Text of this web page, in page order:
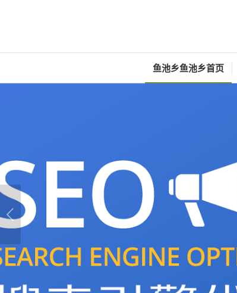
鱼池乡鱼池乡首页